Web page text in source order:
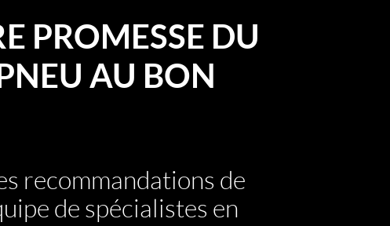
PROMESSE DU
AU BON
recommandations de
de spécialistes en